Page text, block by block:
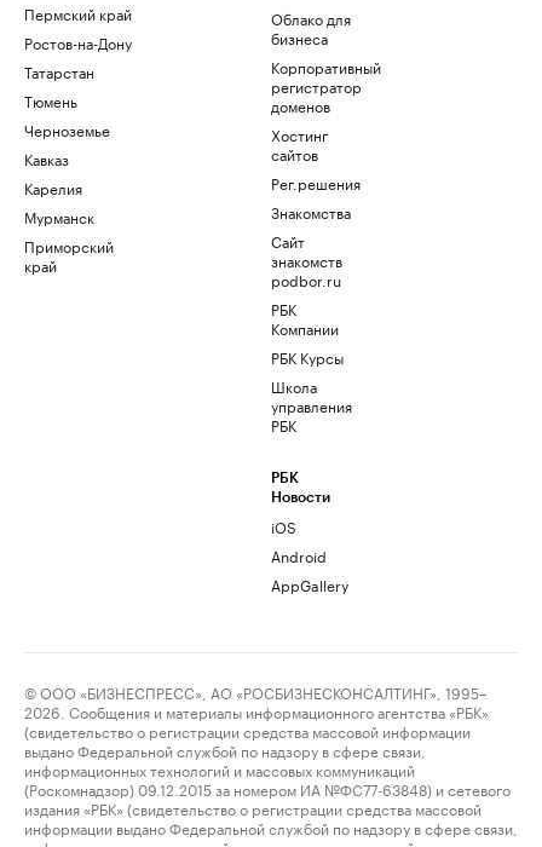
Пермский край
Ростов-на-Дону
Татарстан
Тюмень
Черноземье
Кавказ
Карелия
Мурманск
Приморский
край
Облако для
бизнеса
Корпоративный
регистратор
доменов
Хостинг
сайтов
Рег.решения
Знакомства
Сайт
знакомств
podbor.ru
РБК
Компании
РБК Курсы
Школа
управления
РБК
РБК
Новости
iOS
Android
AppGallery
© ООО «БИЗНЕСПРЕСС», АО «РОСБИЗНЕСКОНСАЛТИНГ», 1995–
2026. Сообщения и материалы информационного агентства «РБК»
(свидетельство о регистрации средства массовой информации
выдано Федеральной службой по надзору в сфере связи,
информационных технологий и массовых коммуникаций
(Роскомнадзор) 09.12.2015 за номером ИА №ФС77-63848) и сетевого
издания «РБК» (свидетельство о регистрации средства массовой
информации выдано Федеральной службой по надзору в сфере связи,